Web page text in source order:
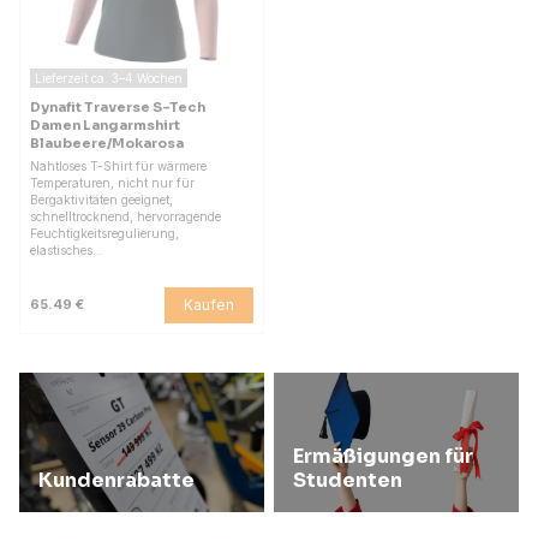
Lieferzeit ca. 3–4 Wochen
Dynafit Traverse S-Tech
Damen Langarmshirt
Blaubeere/Mokarosa
Nahtloses T-Shirt für wärmere
Temperaturen, nicht nur für
Bergaktivitäten geeignet,
schnelltrocknend, hervorragende
Feuchtigkeitsregulierung,
elastisches…
65.49 € Kaufen
Kundenrabatte
Ermäßigungen für
Studenten